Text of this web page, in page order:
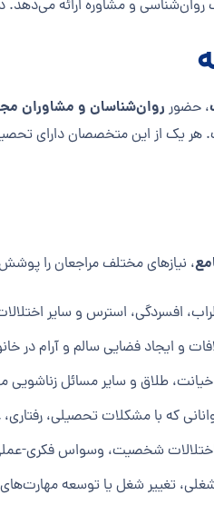
و مشاوره ارائه می‌دهد. در
، حضور روان‌شناسان و مشاوران
هر یک از این متخصصان دارای
، نیازهای مختلف مراجعان را
افسردگی، استرس و سایر
و ایجاد فضایی سالم و آرام در
طلاق و سایر مسائل
که با مشکلات تحصیلی،
اختلالات شخصیت، وسواس فکری-
شغلی، تغییر شغل یا توسعه